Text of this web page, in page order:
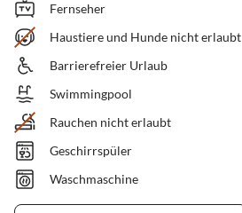
Fernseher
Haustiere und Hunde nicht erlaubt
Barrierefreier Urlaub
Swimmingpool
Rauchen nicht erlaubt
Geschirrspüler
Waschmaschine